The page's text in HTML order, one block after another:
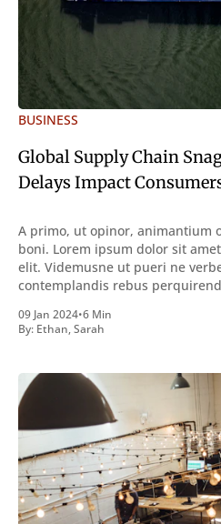
BUSINESS
Global Supply Chain
Delays Impact
A primo, ut opinor, animantium
boni. Lorem ipsum dolor sit
elit. Videmusne ut pueri ne
contemplandis rebus
inveniri verbum potest quod
quod Graece, quam declarat
09 Jan 2024•6 Min
By: Ethan,Sarah